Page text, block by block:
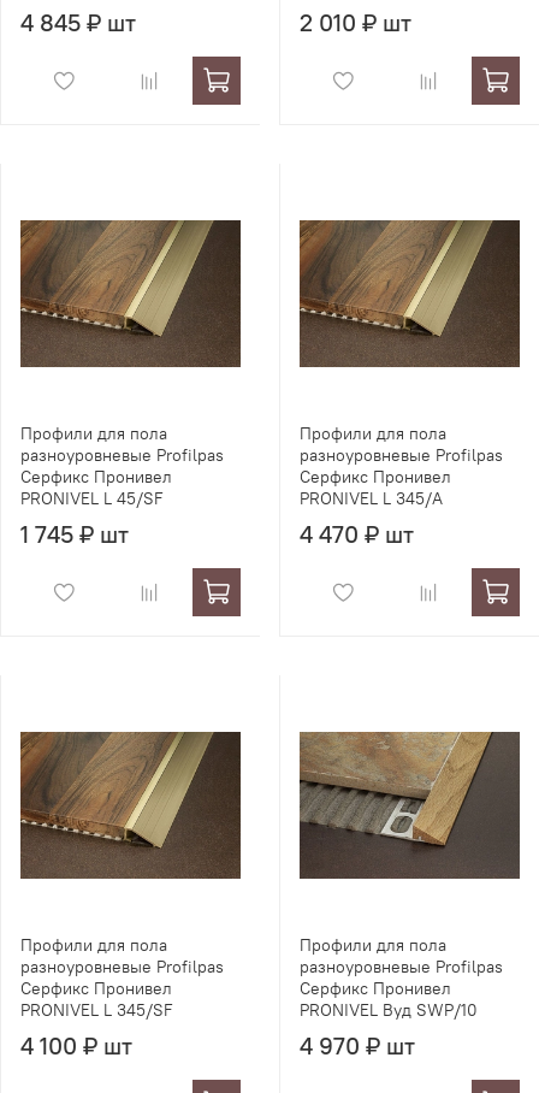
4 845 ₽ шт 2 010 ₽ шт
Профили для пола
разноуровневые Profilpas
Серфикс Пронивел
PRONIVEL L 45/SF
1 745 ₽ шт
Профили для пола
разноуровневые Profilpas
Серфикс Пронивел
PRONIVEL L 345/A
4 470 ₽ шт
Профили для пола
разноуровневые Profilpas
Серфикс Пронивел
PRONIVEL L 345/SF
4 100 ₽ шт
Профили для пола
разноуровневые Profilpas
Серфикс Пронивел
PRONIVEL Вуд SWP/10
4 970 ₽ шт